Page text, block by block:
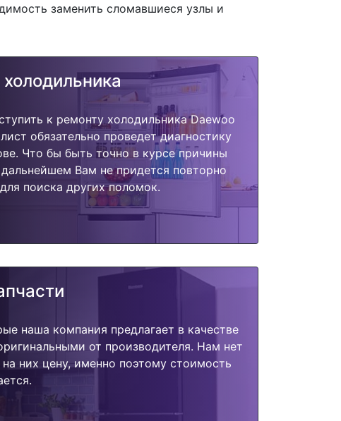
заменить сломавшиеся узлы и
к ремонту холодильника Daewoo
обязательно проведет диагностику
Что бы быть точно в курсе причины
Вам не придется повторно
поиска других поломок.
наша компания предлагает в качестве
от производителя. Нам нет
них цену, именно поэтому стоимость